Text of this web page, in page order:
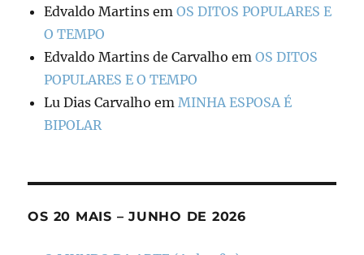
Edvaldo Martins emOS DITOS POPULARES E
O TEMPO
Edvaldo Martins de Carvalho emOS DITOS
POPULARES E O TEMPO
Lu Dias Carvalho emMINHA ESPOSA É
BIPOLAR
OS 20 MAIS – JUNHO DE 2026